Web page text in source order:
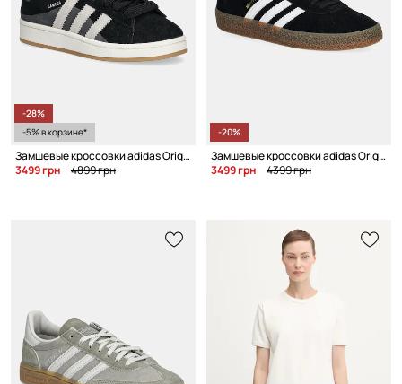
-28%
-5% в корзине*
Замшевые кроссовки adidas Originals Campus 00S Twist W
3499 грн
4899 грн
-20%
Замшевые кроссовки adidas Originals Montreal RM
3499 грн
4399 грн